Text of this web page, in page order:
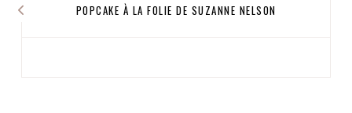
POPCAKE À LA FOLIE DE SUZANNE NELSON